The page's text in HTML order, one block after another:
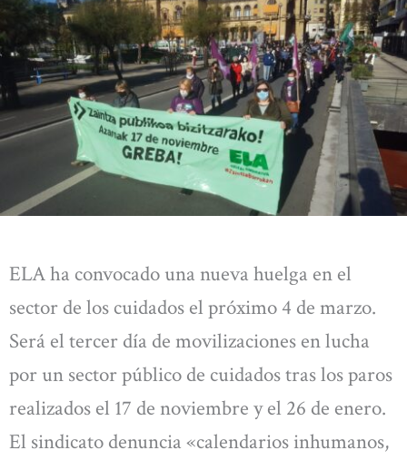
ELA ha convocado una nueva huelga en el
sector de los cuidados el próximo 4 de marzo.
Será el tercer día de movilizaciones en lucha
por un sector público de cuidados tras los paros
realizados el 17 de noviembre y el 26 de enero.
El sindicato denuncia «calendarios inhumanos,